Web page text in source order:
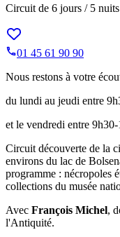
Circuit de 6 jours / 5 nuits
01 45 61 90 90
Nous restons à votre
du lundi au jeudi entre
et le vendredi entre
Circuit découverte de la
environs du lac de
programme : nécropoles
collections du musée
Avec François Michel,
l'Antiquité.